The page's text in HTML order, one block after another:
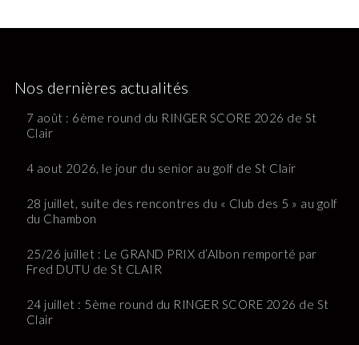
Nos dernières actualités
7 août : 6ème round du RINGER SCORE 2026 de St
Clair
4 aout 2026, le jour du senior au golf de St Clair
28 juillet, suite des rencontres du « Club des 5 » au golf
du Chambon
25/26 juillet : Le GRAND PRIX d’Albon remporté par
Fred DUTU de St CLAIR
24 juillet : 5ème round du RINGER SCORE 2026 de St
Clair